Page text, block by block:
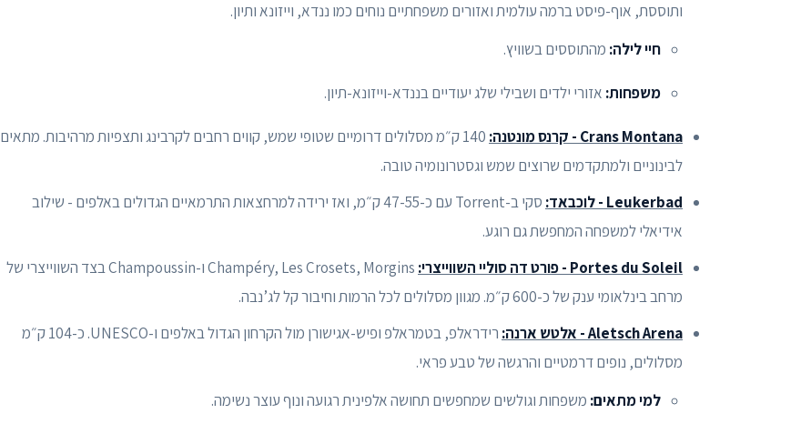
ותוססת, אוף-פיסט ברמה עולמית ואזורים משפחתיים נוחים כמו ננדא, וייזונא ותיון.
חיי לילה: מהתוססים בשוויץ.
משפחות: אזורי ילדים ושבילי שלג יעודיים בננדא-וייזונא-תיון.
Crans Montana - קרנס מונטנה:
140 ק״מ מסלולים דרומיים שטופי שמש, קווים רחבים לקרבינג ותצפיות מרהיבות. מתאים
לבינוניים ולמתקדמים שרוצים שמש וגסטרונומיה טובה.
Leukerbad - לוכבאד:
סקי ב-Torrent עם כ-47-55 ק״מ, ואז ירידה למרחצאות התרמאיים הגדולים באלפים - שילוב
אידיאלי למשפחה המחפשת גם רוגע.
Portes du Soleil - פורט דה סוליי השווייצרי:
Champéry, Les Crosets, Morgins ו-Champoussin בצד השווייצרי של
מרחב בינלאומי ענק של כ-600 ק״מ. מגוון מסלולים לכל הרמות וחיבור קל לג’נבה.
Aletsch Arena - אלטש ארנה:
רידראלפ, בטמראלפ ופיש-אגישורן מול הקרחון הגדול באלפים ו-UNESCO. כ-104 ק״מ
מסלולים, נופים דרמטיים והרגשה של טבע פראי.
למי מתאים: משפחות וגולשים שמחפשים תחושה אלפינית רגועה ונוף עוצר נשימה.